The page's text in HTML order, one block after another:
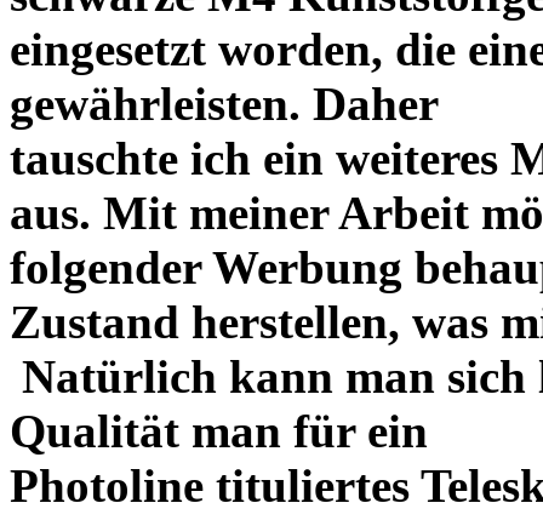
eingesetzt worden, die
gewährleisten. Daher
tauschte ich ein weiteres
aus. Mit meiner Arbeit
folgender Werbung
Zustand herstellen, was
Natürlich kann man sich
Qualität man für ein
Photoline tituliertes